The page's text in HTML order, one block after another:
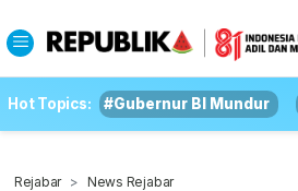
Hot Topics: #Gubernur BI Mundur
Rejabar News Rejabar